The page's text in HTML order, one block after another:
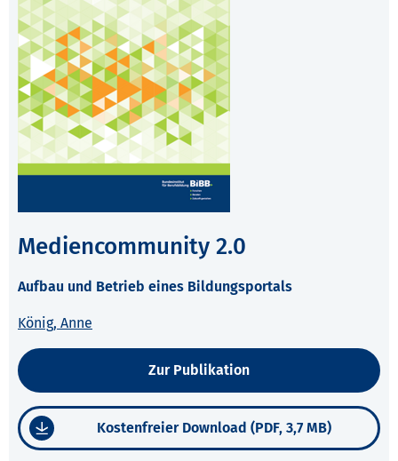
Mediencommunity 2.0
Aufbau und Betrieb eines Bildungsportals
König, Anne
Zur Publikation
Kostenfreier Download (PDF, 3,7 MB)